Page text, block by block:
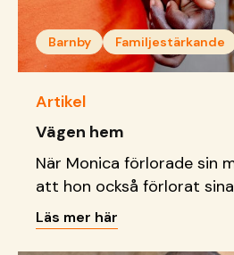
Barnby Familjestärkande
Artikel
Vägen hem
När Monica förlorade sin
att hon också förlorat
vare vårt fokus på att
hon nu alla barnen samlade
Läs mer här